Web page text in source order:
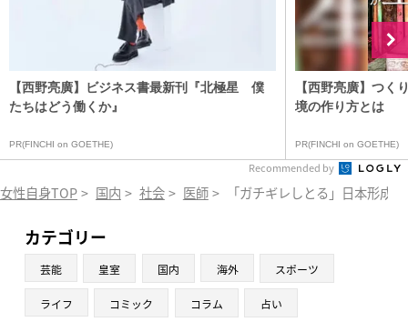
【西野亮廣】ビジネス書最新刊『北極星 僕
たちはどう働くか』
PR(FINCHI on GOETHE)
【西野亮廣】つく
境の作り方とは
PR(FINCHI on GOETHE)
Recommended by
女性自身TOP > 国内 > 社会 > 医師 > 「ガチギレしとる」日本形成
カテゴリー
芸能 皇室 国内 海外 スポーツ
ライフ コミック コラム 占い